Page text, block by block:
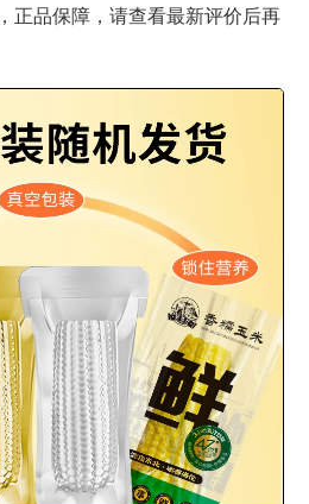
正品保障，请查看最新评价后再